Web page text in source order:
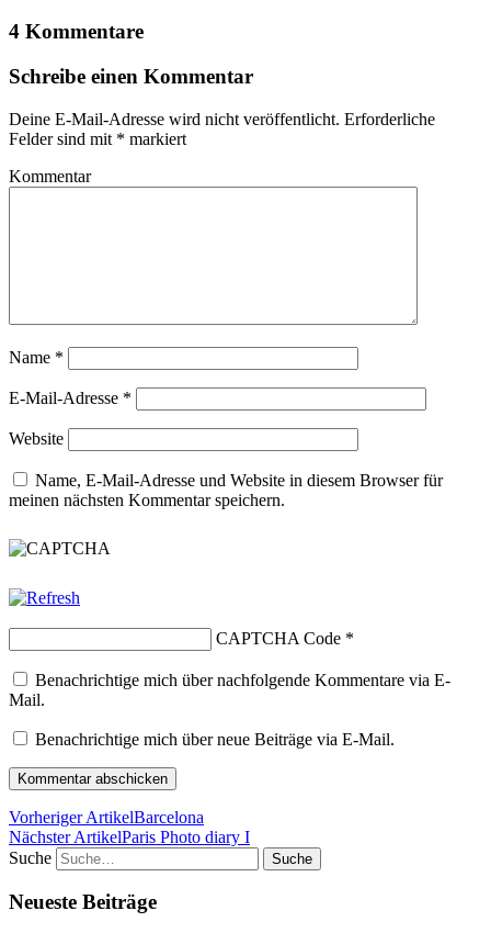
4 Kommentare
Schreibe einen Kommentar
Deine E-Mail-Adresse wird nicht veröffentlicht. Erforderliche
Felder sind mit * markiert
Kommentar
Name *
E-Mail-Adresse *
Website
Name, E-Mail-Adresse und Website in diesem Browser für
meinen nächsten Kommentar speichern.
CAPTCHA Code *
Benachrichtige mich über nachfolgende Kommentare via E-
Mail.
Benachrichtige mich über neue Beiträge via E-Mail.
Vorheriger ArtikelBarcelona
Nächster ArtikelParis Photo diary I
Suche
Neueste Beiträge